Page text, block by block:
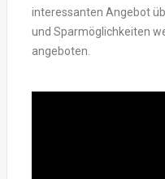
interessanten Angebot
und Sparmöglichkeiten
angeboten.